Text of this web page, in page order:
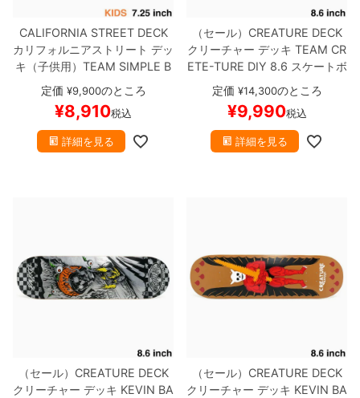
CALIFORNIA STREET DECK
カリフォルニアストリート デッ
キ（子供用） TEAM SIMPLE B
LACK 7.25
ENERATOR）
スケートボード
スケボー
定価 ¥9,900のところ
¥8,910税込
詳細を見る
（セール） CREATURE DECK
クリーチャー デッキ TEAM CR
ETE-TURE DIY 8.6 スケートボ
ード スケボー
定価 ¥14,300のところ
¥9,990税込
詳細を見る
（セール） CREATURE DECK
クリーチャー デッキ KEVIN BA
（セール） CREATURE DECK
クリーチャー デッキ KEVIN BA